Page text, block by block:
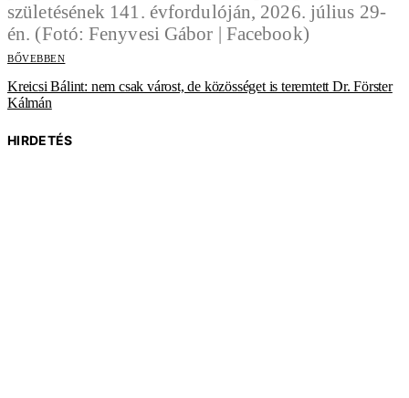
BŐVEBBEN
Kreicsi Bálint: nem csak várost, de közösséget is teremtett Dr. Förster
Kálmán
HIRDETÉS